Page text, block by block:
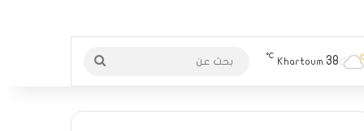
Khartoum 38
℃